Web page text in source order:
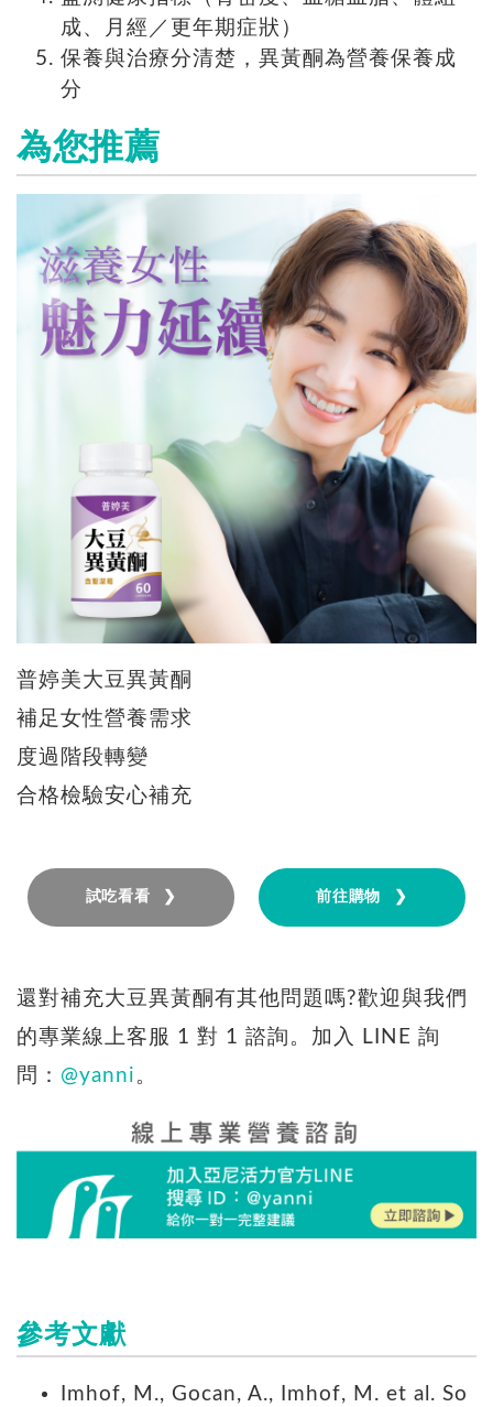
成、月經／更年期症狀）
保養與治療分清楚，異黃酮為營養保養成
分
為您推薦
普婷美大豆異黃酮
補足女性營養需求
度過階段轉變
合格檢驗安心補充
試吃看看 ❯ 前往購物 ❯
還對補充大豆異黃酮有其他問題嗎?歡迎與我們
的專業線上客服 1 對 1 諮詢。加入 LINE 詢
問： @yanni 。
參考文獻
Imhof, M., Gocan, A., Imhof, M. et al. So